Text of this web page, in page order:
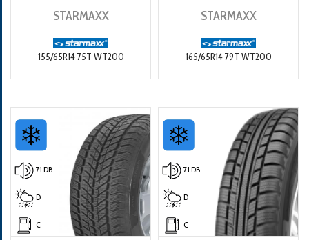
STARMAXX
155/65R14 75T WT200
STARMAXX
165/65R14 79T WT200
71 DB
D
C
71 DB
D
C